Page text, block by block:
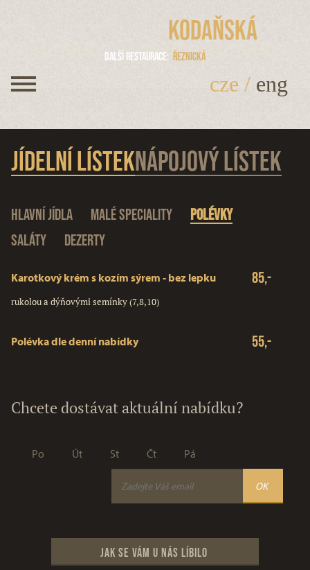
Kodaňská
Další restaurace Řeznická
cze / eng
Jídelní lístekNápojový lístek
Hlavní jídla Malé speciality
Polévky
Saláty
Dezerty
Karotkový krém s kozím sýrem - bez lepku 85,-
rukolou a dýňovými semínky (7,8,10)
Polévka dle denní nabídky 55,-
Chcete dostávat aktuální nabídku?
Po Út St Čt Pá
Jak se vám u nás líbilo